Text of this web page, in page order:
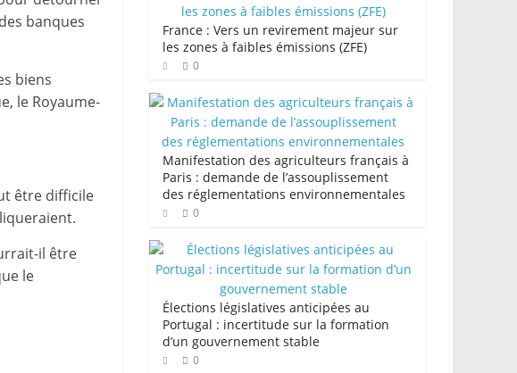
banques
biens
le Royaume-
être difficile
il être
le
France : Vers un revirement majeur sur
les zones à faibles émissions (ZFE)
0
Manifestation des agriculteurs français à
Paris : demande de l’assouplissement
des réglementations environnementales
0
Élections législatives anticipées au
Portugal : incertitude sur la formation
d’un gouvernement stable
0